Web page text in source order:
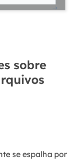
sobre
se espalha por